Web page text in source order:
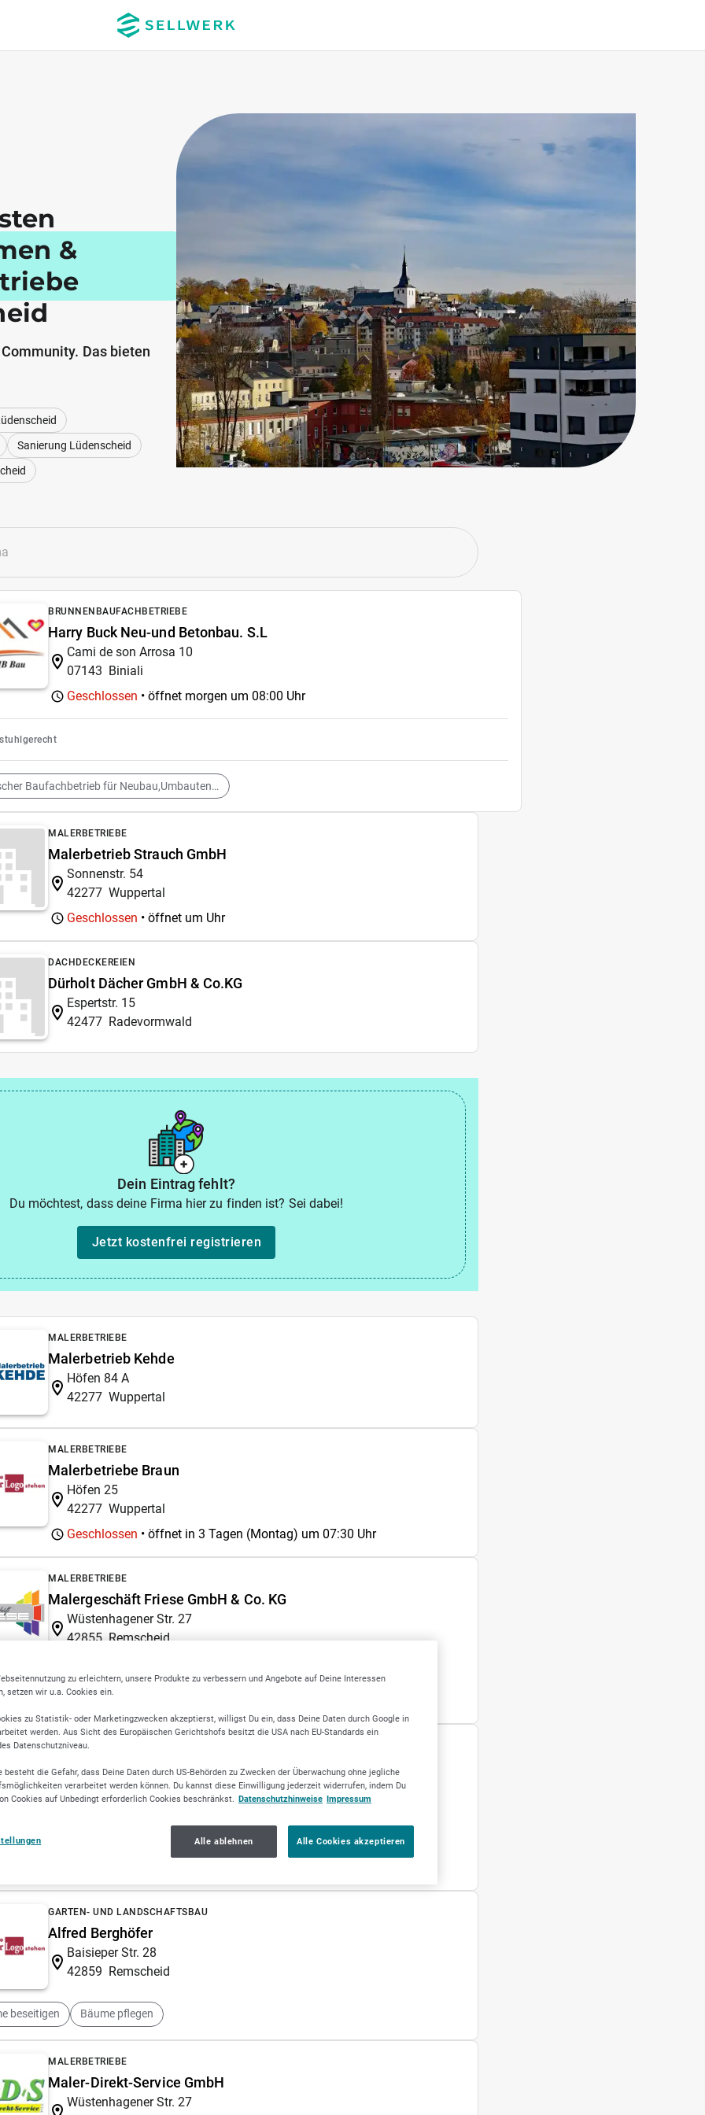
&
Das bieten
Sanierung Lüdenscheid
BRUNNENBAUFACHBETRIEBE
Harry Buck Neu-und Betonbau. S.L
Cami de son Arrosa 10
07143 Biniali
Geschlossen • öffnet morgen um 08:00 Uhr
Deutscher Baufachbetrieb für Neubau,Umbauten,Sanierungen, Renovierungen,Poolbau,Zimmerei,Baustoffe.
MALERBETRIEBE
Malerbetrieb Strauch GmbH
Sonnenstr. 54
42277 Wuppertal
Geschlossen • öffnet um Uhr
DACHDECKEREIEN
Dürholt Dächer GmbH & Co.KG
Espertstr. 15
42477 Radevormwald
Dein Eintrag fehlt?
Du möchtest, dass deine Firma hier zu finden ist? Sei dabei!
Jetzt kostenfrei registrieren
MALERBETRIEBE
Malerbetrieb Kehde
Höfen 84 A
42277 Wuppertal
MALERBETRIEBE
Malerbetriebe Braun
Höfen 25
42277 Wuppertal
Geschlossen • öffnet in 3 Tagen (Montag) um 07:30 Uhr
MALERBETRIEBE
Malergeschäft Friese GmbH & Co. KG
Wüstenhagener Str. 27
42855 Remscheid
Malermeister
DACHDECKEREIEN
W.Nöske Dachdecker- und Bauklempnermeister
Großhülsberg 27 A
42899 Remscheid
• öffnet in 3 Tagen (Montag) um07:00 Uhr
GARTEN- UND LANDSCHAFTSBAU
Alfred Berghöfer
Baisieper Str. 28
42859 Remscheid
beseitigen Bäume pflegen
MALERBETRIEBE
Maler-Direkt-Service GmbH
Wüstenhagener Str. 27
zu erleichtern, unsere Produkte zu verbessern und Angebote auf Deine Interessen
setzen wir u.a. Cookies ein.
zu Statistik- oder Marketingzwecken akzeptierst, willigst Du ein, dass Deine Daten durch Google in
werden. Aus Sicht des Europäischen Gerichtshofs besitzt die USA nach EU-Standards ein
Datenschutzniveau.
besteht die Gefahr, dass Deine Daten durch US-Behörden zu Zwecken der Überwachung ohne jegliche
verarbeitet werden können. Du kannst diese Einwilligung jederzeit widerrufen, indem Du
Cookies auf Unbedingt erforderlich Cookies beschränkst. Datenschutzhinweise Impressum
Alle ablehnen Alle Cookies akzeptieren